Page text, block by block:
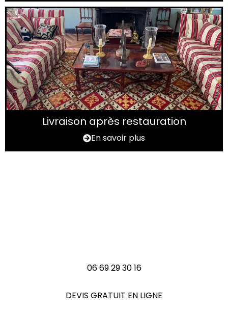
Livraison après restauration
En savoir plus
06 69 29 30 16
DEVIS GRATUIT EN LIGNE